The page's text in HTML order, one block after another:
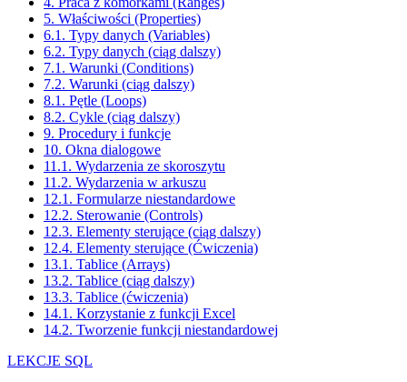
5. Właściwości (Properties)
6.1. Typy danych (Variables)
6.2. Typy danych (ciąg dalszy)
7.1. Warunki (Conditions)
7.2. Warunki (ciąg dalszy)
8.1. Pętle (Loops)
8.2. Cykle (ciąg dalszy)
9. Procedury i funkcje
10. Okna dialogowe
11.1. Wydarzenia ze skoroszytu
11.2. Wydarzenia w arkuszu
12.1. Formularze niestandardowe
12.2. Sterowanie (Controls)
12.3. Elementy sterujące (ciąg dalszy)
12.4. Elementy sterujące (Ćwiczenia)
13.1. Tablice (Arrays)
13.2. Tablice (ciąg dalszy)
13.3. Tablice (ćwiczenia)
14.1. Korzystanie z funkcji Excel
14.2. Tworzenie funkcji niestandardowej
LEKCJE SQL